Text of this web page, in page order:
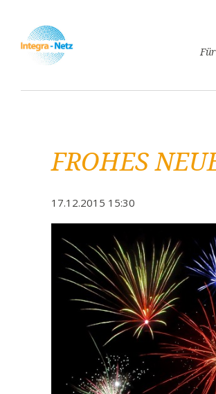
FROHES
17.12.2015 15:30